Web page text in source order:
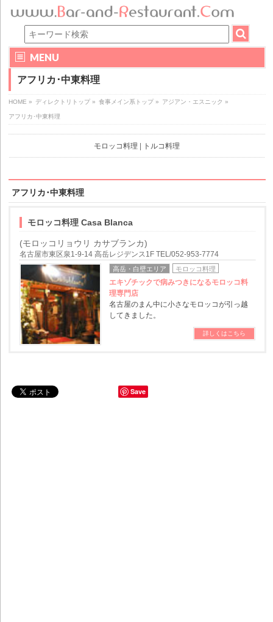
MENU
アフリカ･中東料理
HOME » ディレクトリトップ » 食事メイン系トップ » アジアン・エスニック »
アフリカ･中東料理
モロッコ料理 トルコ料理
アフリカ･中東料理
モロッコ料理 Casa Blanca
(モロッコリョウリ カサブランカ)
名古屋市東区泉1-9-14 高岳レジデンス1F TEL/052-953-7774
高岳・白壁エリア モロッコ料理
エキゾチックで病みつきになるモロッコ料
理専門店
名古屋のまん中に小さなモロッコが引っ越
してきました。
詳しくはこちら
Save